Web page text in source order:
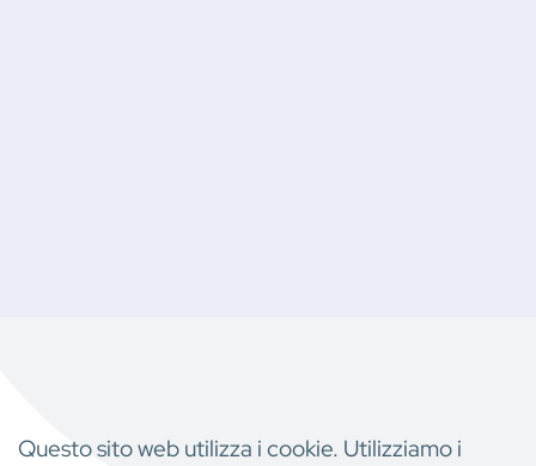
Questo sito web utilizza i cookie. Utilizziamo i